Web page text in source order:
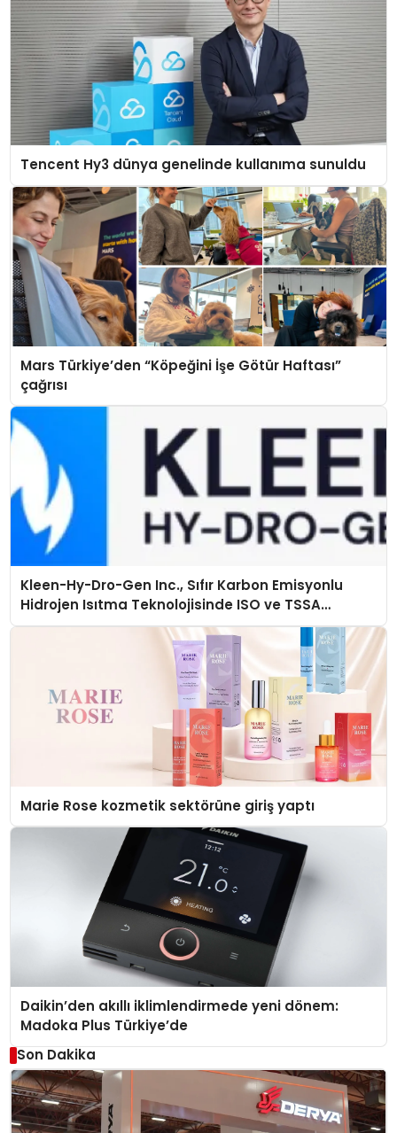
Tencent Hy3 dünya genelinde kullanıma sunuldu
Mars Türkiye’den “Köpeğini İşe Götür Haftası”
çağrısı
Kleen-Hy-Dro-Gen Inc., Sıfır Karbon Emisyonlu
Hidrojen Isıtma Teknolojisinde ISO ve TSSA
Düzenleyici Onaylarını Aldı
Marie Rose kozmetik sektörüne giriş yaptı
Daikin’den akıllı iklimlendirmede yeni dönem:
Madoka Plus Türkiye’de
Son Dakika